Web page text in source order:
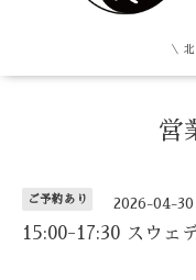
＼
営
ご予約あり 2026-04-
15:00-17:30 スウェ